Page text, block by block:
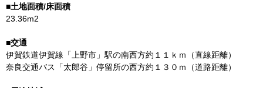
23.36m2
伊賀鉄道伊賀線「上野市」駅の南西方約１１ｋｍ（直線距離）
奈良交通バス「太郎谷」停留所の西方約１３０ｍ（道路距離）